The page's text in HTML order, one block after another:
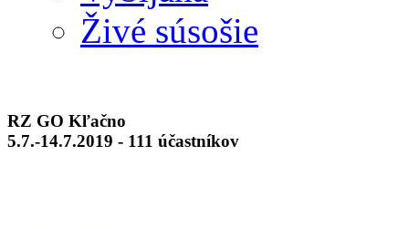
Živé súsošie
RZ GO Kľačno
5.7.-14.7.2019 - 111 účastníkov